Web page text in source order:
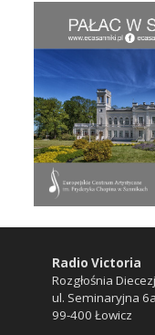
Radio Victoria
Rozgłośnia
ul. Seminaryjna 6a
99-400 Łowicz